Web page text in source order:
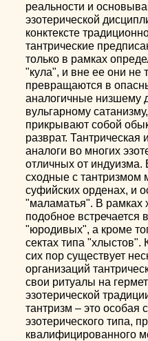
реальности и
эзотерической
конктексте
тантрические
только в рамках
"кула", и вне ее они не
превращаются в
аналогичные низшему
вульгарному
прикрывают собой
разврат.
аналоги во многих
отличных от индуизма.
сходные с тантризмом
суфийских орденах, и
"маламатья". В рамках
подобное встречается
"юродивых", а кроме
сектах типа "хлыстов".
сих пор существует
организаций
свои ритуалы на
эзотерической
тантризм – это особая
эзотерического типа,
квалифицированного